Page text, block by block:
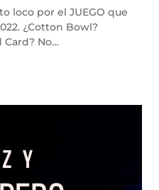
loco por el JUEGO que
¿Cotton Bowl?
Card? No…